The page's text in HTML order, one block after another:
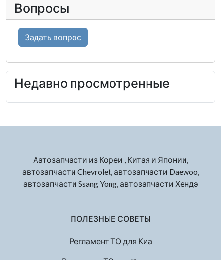
Вопросы
Задать вопрос
Недавно просмотренные
Аатозапчасти из Кореи , Китая и Японии,
автозапчасти Chevrolet, автозапчасти Daewoo,
автозапчасти Ssang Yong, автозапчасти Хендэ
ПОЛЕЗНЫЕ СОВЕТЫ
Регламент ТО для Киа